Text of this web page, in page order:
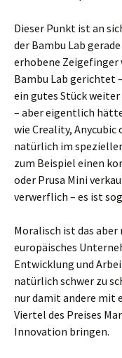
Dieser Punkt ist an
der Bambu Lab
erhobene Zeigefinger
Bambu Lab gerichtet
ein gutes Stück weiter
– aber eigentlich
wie Creality, Anycubic
natürlich im
zum Beispiel einen
oder Prusa Mini
verwerflich – es ist
Moralisch ist das aber
europäisches
Entwicklung und
natürlich schwer zu
nur damit andere mit
Viertel des Preises
Innovation bringen.